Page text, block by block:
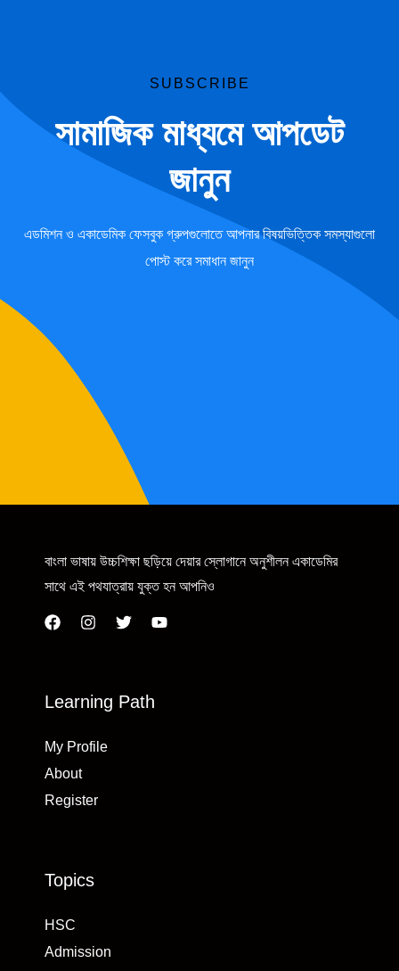
SUBSCRIBE
সামাজিক মাধ্যমে আপডেট
জানুন
এডমিশন ও একাডেমিক ফেসবুক গ্রুপগুলোতে আপনার বিষয়ভিত্তিক সমস্যাগুলো
পোস্ট করে সমাধান জানুন
বাংলা ভাষায় উচ্চশিক্ষা ছড়িয়ে দেয়ার স্লোগানে অনুশীলন একাডেমির
সাথে এই পথযাত্রায় যুক্ত হন আপনিও
Learning Path
My Profile
About
Register
Topics
HSC
Admission